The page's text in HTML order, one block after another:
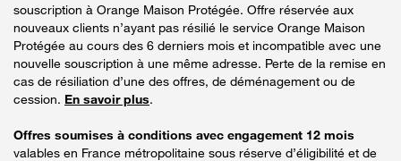
souscription à Orange Maison Protégée. Offre réservée aux
nouveaux clients n’ayant pas résilié le service Orange Maison
Protégée au cours des 6 derniers mois et incompatible avec une
nouvelle souscription à une même adresse. Perte de la remise en
cas de résiliation d’une des offres, de déménagement ou de
cession. En savoir plus.
Offres soumises à conditions avec engagement 12 mois
valables en France métropolitaine sous réserve d’éligibilité et de